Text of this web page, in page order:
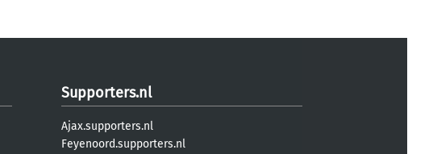
Supporters.nl
Ajax.supporters.nl
Feyenoord.supporters.nl